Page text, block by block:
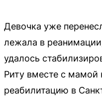
Девочка уже
лежала в
удалось
Риту вместе с мамой
реабилитацию в